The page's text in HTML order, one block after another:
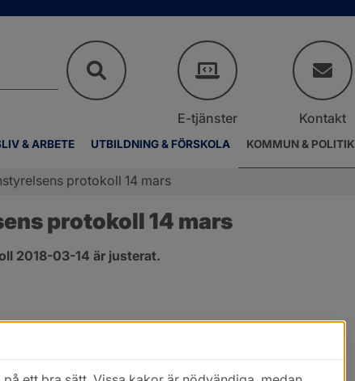
& ARBETE UTBILDNING & FÖRSKOLA KOMMUN & POLITIK
E-tjänster Kontakt
protokoll 14 mars
protokoll 14 mars
2018-03-14 är justerat.
kB, öppnas i nytt fönster.